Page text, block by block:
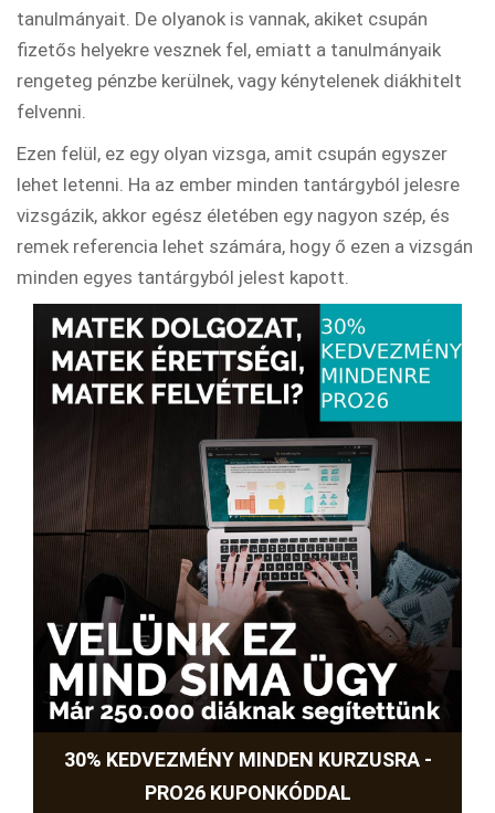
tanulmányait. De olyanok is vannak, akiket csupán
fizetős helyekre vesznek fel, emiatt a tanulmányaik
rengeteg pénzbe kerülnek, vagy kénytelenek diákhitelt
felvenni.
Ezen felül, ez egy olyan vizsga, amit csupán egyszer
lehet letenni. Ha az ember minden tantárgyból jelesre
vizsgázik, akkor egész életében egy nagyon szép, és
remek referencia lehet számára, hogy ő ezen a vizsgán
minden egyes tantárgyból jelest kapott.
30% KEDVEZMÉNY MINDEN KURZUSRA -
PRO26 KUPONKÓDDAL